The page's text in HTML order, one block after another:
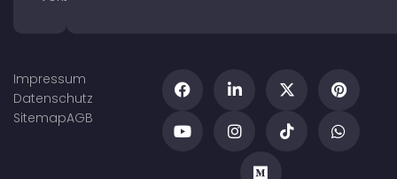
Impressum
Datenschutz
SitemapAGB